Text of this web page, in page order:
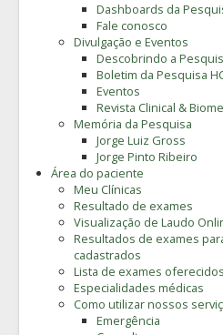
Dashboards da
Fale conosco
Divulgação e Eventos
Descobrindo a
Boletim da Pesquisa
Eventos
Revista Clinical &
Memória da Pesquisa
Jorge Luiz Gross
Jorge Pinto Ribeiro
Área do paciente
Meu Clínicas
Resultado de exames
Visualização de Laudo
Resultados de exames
cadastrados
Lista de exames oferecidos
Especialidades médicas
Como utilizar nossos
Emergência